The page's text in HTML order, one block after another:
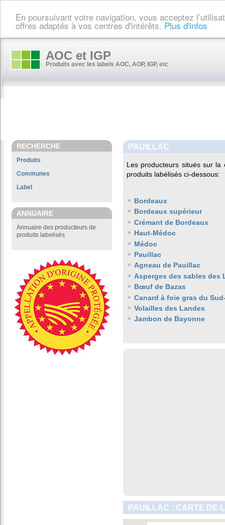
En poursuivant votre navigation, vous acceptez
offres adaptés à vos centres d'intérêts. Plus d'infos
AOC et IGP
Produits avec les labels AOC, AOP, IGP, etc
RECHERCHE
Produits
Communes
Label
ANNUAIRE
Annuaire des producteurs de
produits labelisés
PAUILLAC
Les producteurs situés sur
produits labélisés ci-dessous:
Bordeaux
Bordeaux supérieur
Crémant de Bordeaux
Haut-Médoc
Médoc
Pauillac
Agneau de Pauillac
Asperges des sables des
Bœuf de Bazas
Canard à foie gras du
Volailles des Landes
Jambon de Bayonne
PAUILLAC : CARTE DE